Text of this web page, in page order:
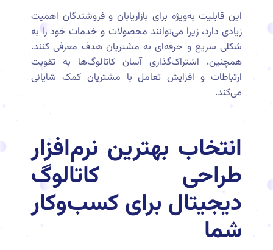
این قابلیت به‌ویژه برای بازاریابان و فروشندگان اهمیت
زیادی دارد، زیرا می‌توانند محصولات و خدمات خود را به
شکلی سریع و حرفه‌ای به مشتریان هدف معرفی کنند.
همچنین، اشتراک‌گذاری آسان کاتالوگ‌ها به تقویت
ارتباطات و افزایش تعامل با مشتریان کمک شایانی
می‌کند.
انتخاب بهترین نرم‌افزار
طراحی کاتالوگ
دیجیتال برای کسب‌وکار
شما